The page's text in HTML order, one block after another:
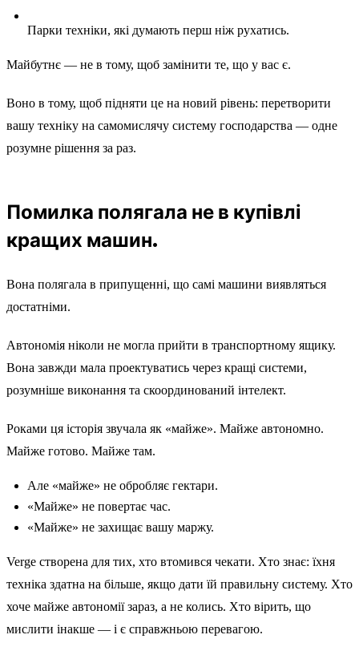
Парки техніки, які думають перш ніж рухатись.
Майбутнє — не в тому, щоб замінити те, що у вас є.
Воно в тому, щоб підняти це на новий рівень: перетворити
вашу техніку на самомислячу систему господарства — одне
розумне рішення за раз.
Помилка полягала не в купівлі
кращих машин.
Вона полягала в припущенні, що самі машини виявляться
достатніми.
Автономія ніколи не могла прийти в транспортному ящику.
Вона завжди мала проектуватись через кращі системи,
розумніше виконання та скоординований інтелект.
Роками ця історія звучала як «майже». Майже автономно.
Майже готово. Майже там.
Але «майже» не обробляє гектари.
«Майже» не повертає час.
«Майже» не захищає вашу маржу.
Verge створена для тих, хто втомився чекати. Хто знає: їхня
техніка здатна на більше, якщо дати їй правильну систему. Хто
хоче майже автономії зараз, а не колись. Хто вірить, що
мислити інакше — і є справжньою перевагою.